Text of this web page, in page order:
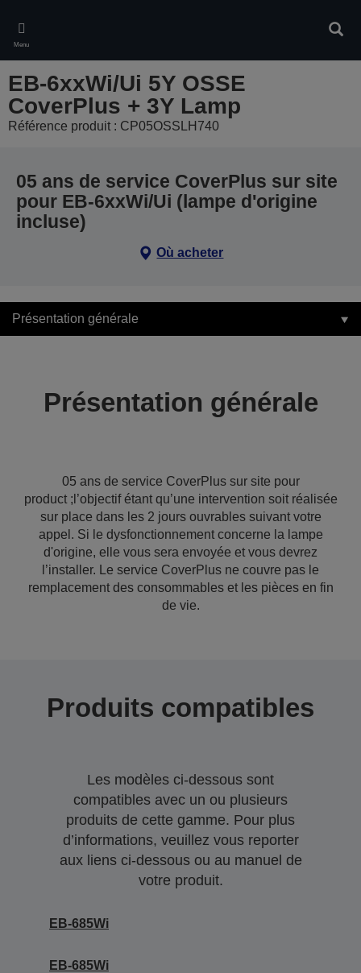
main
content
Menu
EB-6xxWi/Ui 5Y OSSE
CoverPlus + 3Y Lamp
Référence produit : CP05OSSLH740
05 ans de service CoverPlus sur site
pour EB-6xxWi/Ui (lampe d'origine
incluse)
Où acheter
Présentation générale
Présentation générale
05 ans de service CoverPlus sur site pour
product ;l’objectif étant qu’une intervention soit réalisée
sur place dans les 2 jours ouvrables suivant votre
appel. Si le dysfonctionnement concerne la lampe
d'origine, elle vous sera envoyée et vous devrez
l’installer. Le service CoverPlus ne couvre pas le
remplacement des consommables et les pièces en fin
de vie.
Produits compatibles
Les modèles ci-dessous sont
compatibles avec un ou plusieurs
produits de cette gamme. Pour plus
d’informations, veuillez vous reporter
aux liens ci-dessous ou au manuel de
votre produit.
EB-685Wi
EB-685Wi